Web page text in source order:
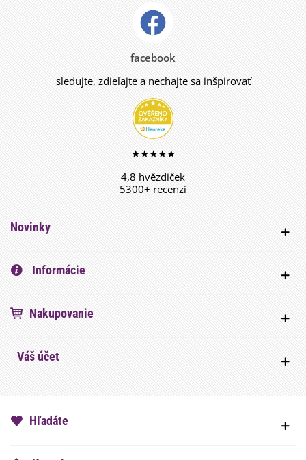
facebook
sledujte, zdieľajte a nechajte sa inšpirovať
★★★★★
4,8 hvězdiček
5300+ recenzí
Novinky
Informácie
Nakupovanie
Váš účet
Hľadáte